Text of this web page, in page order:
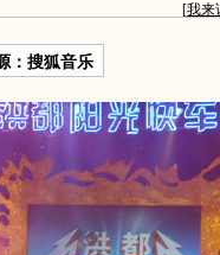
[我来
：搜狐音乐